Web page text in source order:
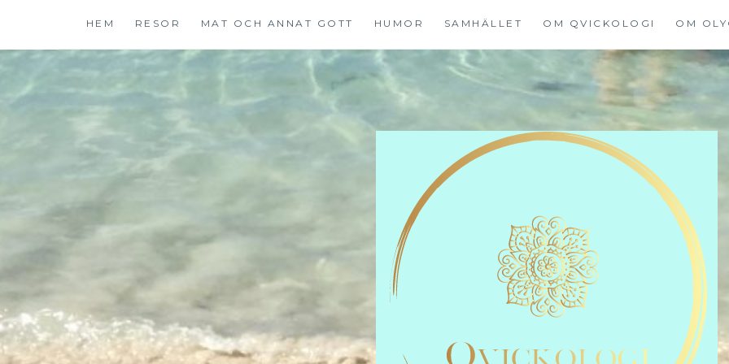
innehåll
HEM RESOR MAT OCH ANNAT GOTT HUMOR SAMHÄLLET OM QVICKOLOGI OM